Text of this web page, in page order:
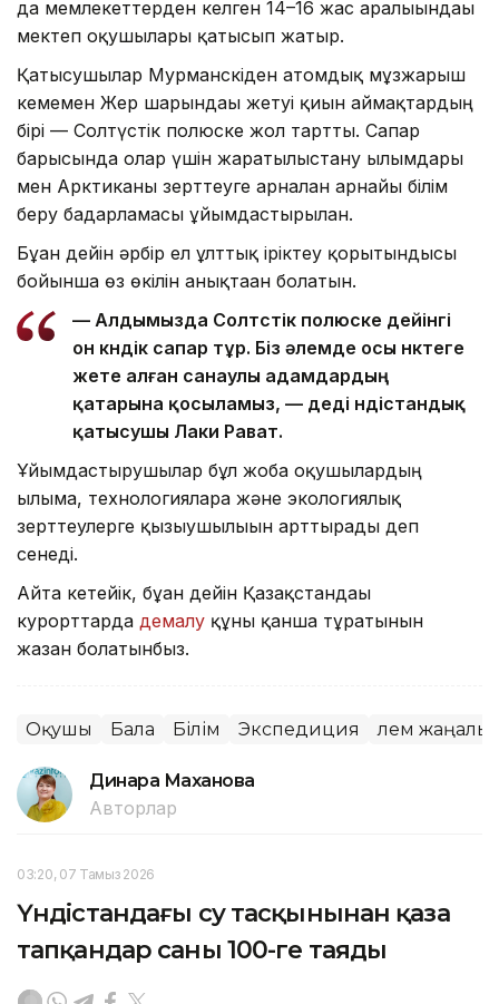
да мемлекеттерден келген 14–16 жас аралығындағы
мектеп оқушылары қатысып жатыр.
Қатысушылар Мурманскіден атомдық мұзжарғыш
кемемен Жер шарындағы жетуі қиын аймақтардың
бірі — Солтүстік полюске жол тартты. Сапар
барысында олар үшін жаратылыстану ғылымдары
мен Арктиканы зерттеуге арналған арнайы білім
беру бағдарламасы ұйымдастырылған.
Бұған дейін әрбір ел ұлттық іріктеу қорытындысы
бойынша өз өкілін анықтаған болатын.
— Алдымызда Солтүстік полюске дейінгі
он күндік сапар тұр. Біз әлемде осы нүктеге
жете алған санаулы адамдардың
қатарына қосыламыз, — деді үндістандық
қатысушы Лаки Рават.
Ұйымдастырушылар бұл жоба оқушылардың
ғылымға, технологияларға және экологиялық
зерттеулерге қызығушылығын арттырады деп
сенеді.
Айта кетейік, бұған дейін Қазақстандағы
курорттарда демалу құны қанша тұратынын
жазған болатынбыз.
Оқушы Бала Білім Экспедиция Әлем
Динара Маханова
Авторлар
03:20, 07 Тамыз 2026
Үндістандағы су тасқынынан қаза
тапқандар саны 100-ге таяды